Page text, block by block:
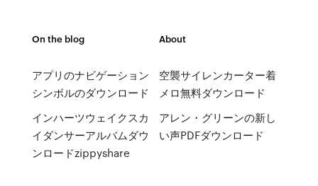
On the blog
アプリのナビゲーション
シンボルのダウンロード
インハーツウェイクスカ
イダンサーアルバムダウ
ンロードzippyshare
About
空襲サイレンカーター着
メロ無料ダウンロード
アレン・グリーンの新し
い声PDFダウンロード